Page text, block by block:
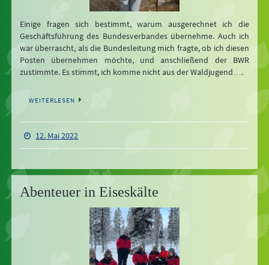
Einige fragen sich bestimmt, warum ausgerechnet ich die
Geschäftsführung des Bundesverbandes übernehme. Auch ich
war überrascht, als die Bundesleitung mich fragte, ob ich diesen
Posten übernehmen möchte, und anschließend der BWR
zustimmte. Es stimmt, ich komme nicht aus der Waldjugend….
WEITERLESEN
12. Mai 2022
Abenteuer in Eiseskälte